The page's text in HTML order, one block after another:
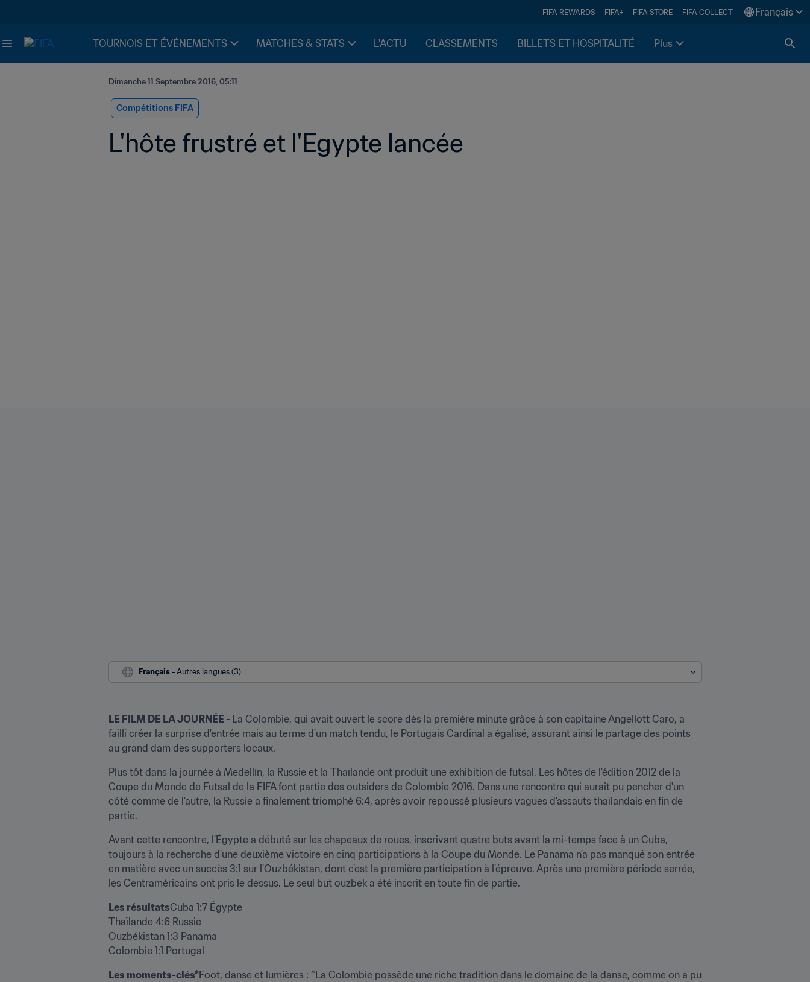
FIFA REWARDS FIFA+ FIFA STORE FIFA COLLECT Français
TOURNOIS ET ÉVÉNEMENTS MATCHES & STATS L'ACTU CLASSEMENTS BILLETS ET HOSPITALITÉ Plus
Dimanche 11 Septembre 2016, 05:11
Compétitions FIFA
L'hôte frustré et l'Egypte lancée
Français - Autres langues (3)
LE FILM DE LA JOURNÉE - La Colombie, qui avait ouvert le score dès la première minute grâce à son capitaine Angellott Caro, a
failli créer la surprise d'entrée mais au terme d'un match tendu, le Portugais Cardinal a égalisé, assurant ainsi le partage des points
au grand dam des supporters locaux.
Plus tôt dans la journée à Medellín, la Russie et la Thaïlande ont produit une exhibition de futsal. Les hôtes de l'édition 2012 de la
Coupe du Monde de Futsal de la FIFA font partie des outsiders de Colombie 2016. Dans une rencontre qui aurait pu pencher d'un
côté comme de l'autre, la Russie a finalement triomphé 6:4, après avoir repoussé plusieurs vagues d'assauts thaïlandais en fin de
partie.
Avant cette rencontre, l'Égypte a débuté sur les chapeaux de roues, inscrivant quatre buts avant la mi-temps face à un Cuba,
toujours à la recherche d'une deuxième victoire en cinq participations à la Coupe du Monde. Le Panama n'a pas manqué son entrée
en matière avec un succès 3:1 sur l'Ouzbékistan, dont c'est la première participation à l'épreuve. Après une première période serrée,
les Centraméricains ont pris le dessus. Le seul but ouzbek a été inscrit en toute fin de partie.
Les résultatsCuba 1:7 Égypte
Thaïlande 4:6 Russie
Ouzbékistan 1:3 Panama
Colombie 1:1 Portugal
Les moments-clés*Foot, danse et lumières : *La Colombie possède une riche tradition dans le domaine de la danse, comme on a pu